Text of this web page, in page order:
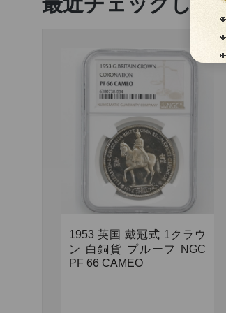
1953 英国 戴冠式 1クラウ
ン 白銅貨 プルーフ NGC
PF 66 CAMEO